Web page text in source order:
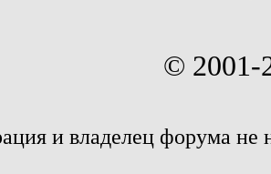
© 2001-
и владелец форума не